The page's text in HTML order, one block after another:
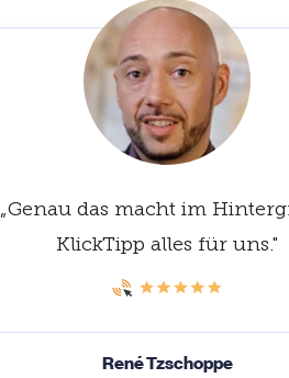
„Genau das macht im
KlickTipp alles für uns."
René Tzschoppe